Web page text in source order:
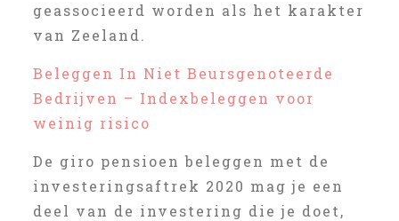
geassocieerd worden als het karakter
van Zeeland.
Beleggen In Niet Beursgenoteerde
Bedrijven – Indexbeleggen voor
weinig risico
De giro pensioen beleggen met de
investeringsaftrek 2020 mag je een
deel van de investering die je doet,